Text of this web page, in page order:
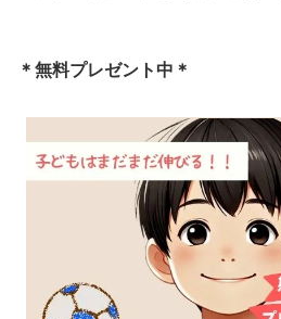
＊無料プレゼント中＊